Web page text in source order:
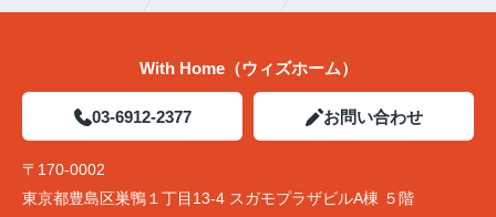
With Home（ウィズホーム）
03-6912-2377 お問い合わせ
〒170-0002
東京都豊島区巣鴨１丁目13-4 スガモプラザビルA棟 ５階